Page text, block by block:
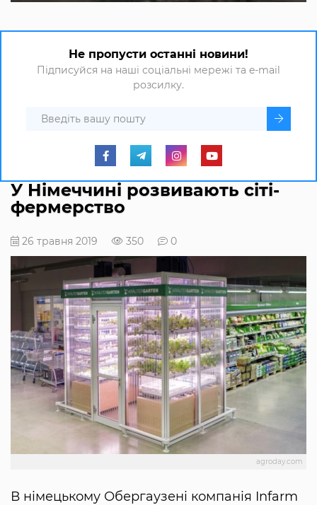
Не пропусти останні новини!
Підписуйся на наші соціальні мережі та e-mail
розсилку.
У Німеччині розвивають сіті-
фермерство
26 травня 2019 350 0
agroday.com
В німецькому Обергаузені компанія Infarm